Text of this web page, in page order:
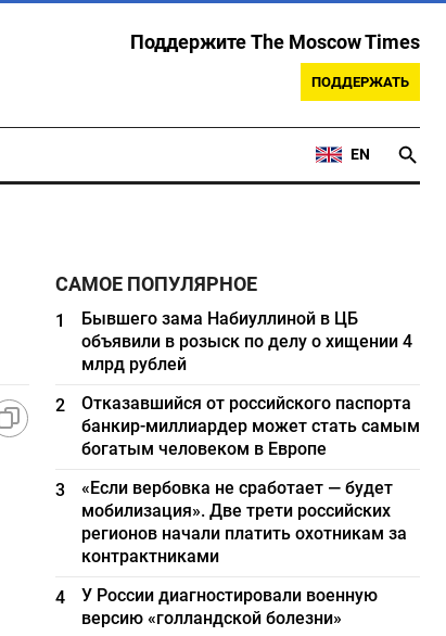
Поддержите The Moscow Times
ПОДДЕРЖАТЬ
EN
САМОЕ ПОПУЛЯРНОЕ
1
Бывшего зама Набиуллиной в ЦБ
объявили в розыск по делу о хищении 4
млрд рублей
2
Отказавшийся от российского паспорта
банкир-миллиардер может стать самым
богатым человеком в Европе
3
«Если вербовка не сработает — будет
мобилизация». Две трети российских
регионов начали платить охотникам за
контрактниками
4
У России диагностировали военную
версию «голландской болезни»